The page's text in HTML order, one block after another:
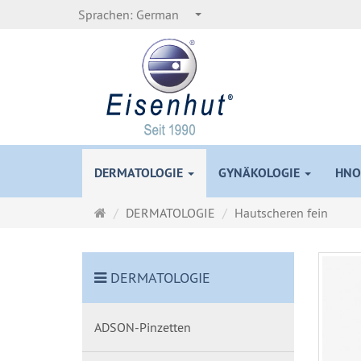
Sprachen: German
DERMATOLOGIE GYNÄKOLOGIE
Startseite
DERMATOLOGIE Hautscheren fein
DERMATOLOGIE
ADSON-Pinzetten